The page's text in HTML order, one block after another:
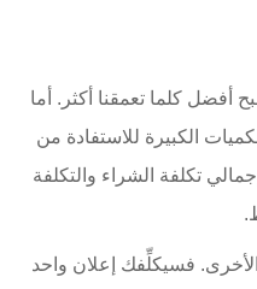
أفضل كلما تعمقنا أكثر. أما
الكبيرة للاستفادة من
تكلفة الشراء والتكلفة
فسيكلِّفك إعلان واحد